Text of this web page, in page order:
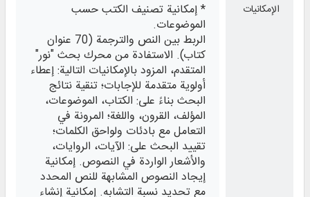
الإمكانيات
* إمكانية تصنيف الكتب حسب
الموضوعات.
الربط بين النص والترجمة (70 عنوان
كتاب). الاستفادة من محرك بحث "نور"
المتقدم، المزود بالإمكانيات التالية: إعطاء
أولوية متقدمة للإجابات؛ تنقية نتائج
البحث بناءً على: الكتاب، الموضوعات،
المؤلف، القرون، واللغة؛ المرونة في
التعامل مع بادئات ولواحق الكلمات؛
تقييد البحث على: الآيات، الروايات،
والأشعار الواردة في النصوص. إمكانية
إيجاد النصوص المشابهة للنص المحدد
مع تحديد نسبة التشابه. إمكانية إنشاء